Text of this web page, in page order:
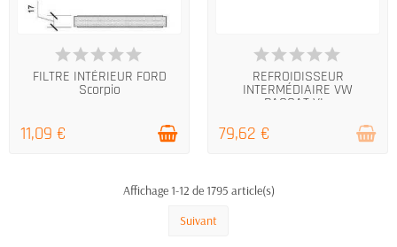
DERNIERS ARTICLES EN STOCK
FILTRE INTÉRIEUR FORD
Scorpio
11,09 €
RUPTURE DE STOCK
REFROIDISSEUR
INTERMÉDIAIRE VW
PASSAT VI...
79,62 €
Affichage 1-12 de 1795 article(s)
Suivant